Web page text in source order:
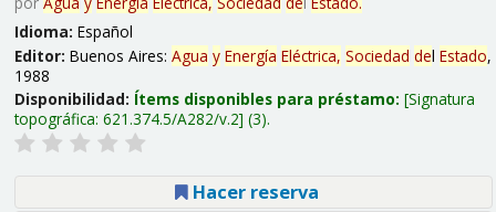
Idioma: Español
Editor: Buenos Aires: Agua y Energía Eléctrica, Sociedad del Estado,
1988
Disponibilidad: Ítems disponibles para préstamo: Signatura
topográfica: 621.374.5/A282/v.2 (3).
Hacer reserva